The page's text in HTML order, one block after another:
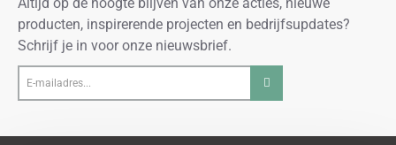
producten, inspirerende projecten en bedrijfsupdates?
Schrijf je in voor onze nieuwsbrief.
mailadres...